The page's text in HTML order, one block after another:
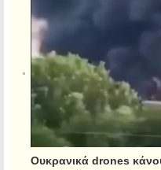
Ουκρανικά drones